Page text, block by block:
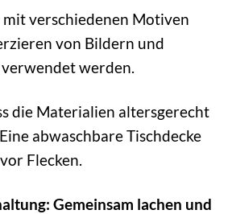
mit verschiedenen Motiven
von Bildern und
werden.
die Materialien altersgerecht
abwaschbare Tischdecke
Flecken.
Gemeinsam lachen und